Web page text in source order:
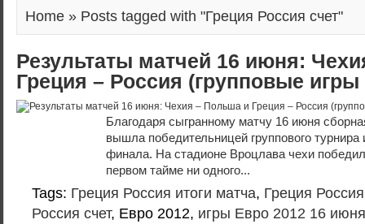
Home » Posts tagged with "Греция Россия счет"
Результаты матчей 16 июня:
Греция – Россия (групповые игры
Благодаря сыгранному матчу 16 июня
вышла победительницей группового
финала. На стадионе Вроцлава чехи
первом тайме ни одного...
Tags: Греция Россия итоги матча, Греция
Россия счет, Евро 2012, игры Евро 2012 16 июня